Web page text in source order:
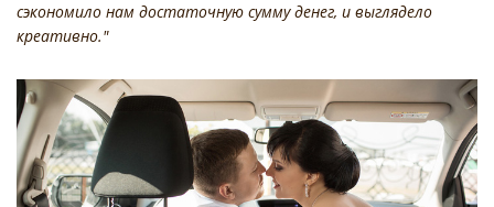
сэкономило нам достаточную сумму денег, и выглядело
креативно."